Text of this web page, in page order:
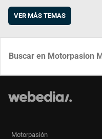
VER MÁS TEMAS
Motorpasión